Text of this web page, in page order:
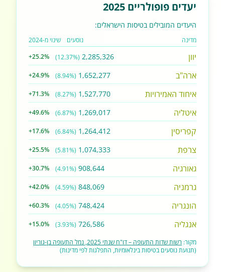
יעדים פופולריים 2025
היעדים המובילים בטיסות הישראלים:
מדינה נוסעים שינוי מ-2024
יוון 2,285,326
(12.37%)
+25.2%
ארה"ב 1,652,277
(8.94%)
+24.9%
איחוד האמירויות 1,527,770
(8.27%)
+71.3%
איטליה 1,269,017
(6.87%)
+49.6%
קפריסין 1,264,412
(6.84%)
+17.6%
צרפת 1,074,333
(5.81%)
+25.5%
גאורגיה 908,644
(4.91%)
+30.7%
גרמניה 848,069
(4.59%)
+42.0%
הונגריה 748,424
(4.05%)
+60.3%
אנגליה 726,586
(3.93%)
+15.0%
מקור: רשות שדות התעופה – דו"ח שנתי 2025, נמל התעופה בן-גוריון
(תנועת נוסעים בטיסות בינלאומיות, התפלגות לפי מדינות)